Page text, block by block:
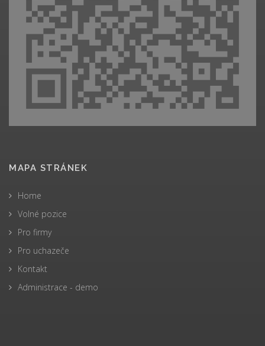
MAPA STRÁNEK
Home
Volné pozice
Pro firmy
Pro uchazeče
Kontakt
Administrace - demo